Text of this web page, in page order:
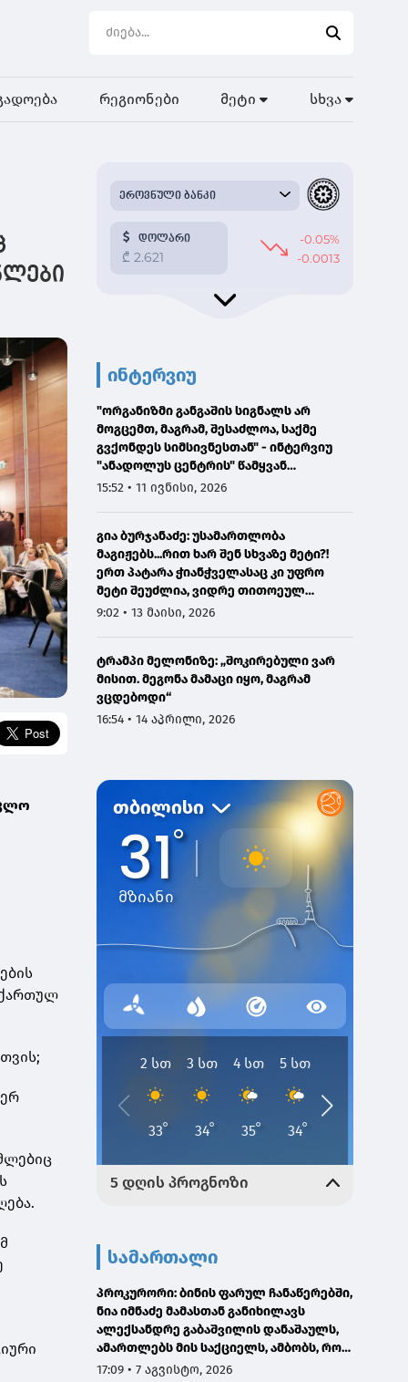
რეგიონები მეტი სხვა
ქართულ
ინტერვიუ
"ორგანიზმი განგაშის სიგნალს არ
მოგცემთ, მაგრამ, შესაძლოა, საქმე
გვქონდეს სიმსივნესთან" - ინტერვიუ
"ანადოლუს ცენტრის" წამყვან
ონკოლოგთან
15:52 • 11 ივნისი, 2026
გია ბურჯანაძე: უსამართლობა
მაგიჟებს...რით ხარ შენ სხვაზე მეტი?!
ერთ პატარა ჭიანჭველასაც კი უფრო
მეტი შეუძლია, ვიდრე თითოეულ
ჩვენგანს...
9:02 • 13 მაისი, 2026
ტრამპი მელონიზე: „შოკირებული ვარ
მისით. მეგონა მამაცი იყო, მაგრამ
ვცდებოდი“
16:54 • 14 აპრილი, 2026
სამართალი
პროკურორი: ბინის ფარულ ჩანაწერებში,
ნია იმნაძე მამასთან განიხილავს
ალექსანდრე გაბაშვილის დანაშაულს,
ამართლებს მის საქციელს, ამბობს, რომ
სხვანაირად ვერ მოიქცეოდა
17:09 • 7 აგვისტო, 2026